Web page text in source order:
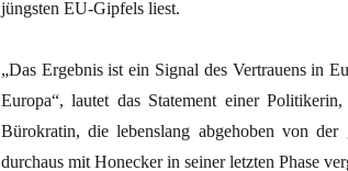
jüngsten EU-Gipfels liest.
„Das Ergebnis ist ein Signal des Vertrauens in
Europa“, lautet das Statement einer
Bürokratin, die lebenslang abgehoben von
durchaus mit Honecker in seiner letzten Phase